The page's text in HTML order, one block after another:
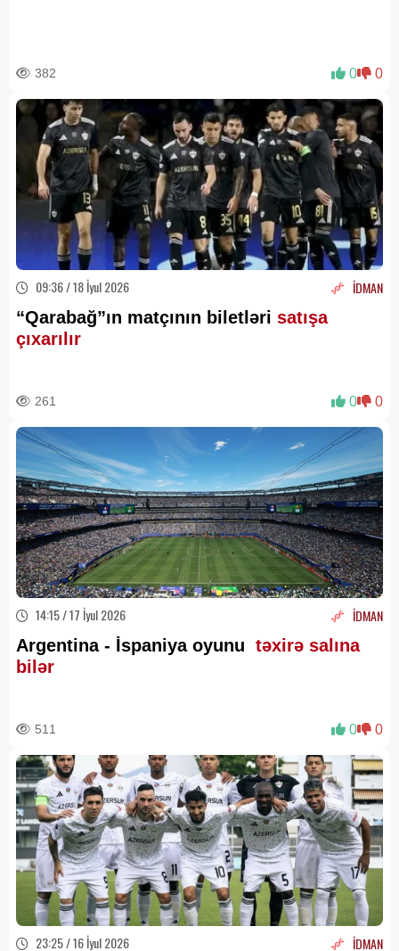
382 0 0
09:36 / 18 İyul 2026 İDMAN
“Qarabağ”ın matçının biletləri satışa
çıxarılır
261 0 0
14:15 / 17 İyul 2026 İDMAN
Argentina - İspaniya oyunu təxirə salına
bilər
511 0 0
23:25 / 16 İyul 2026 İDMAN